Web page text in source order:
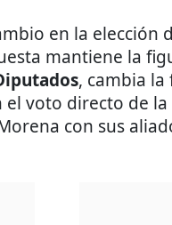
en la elección
mantiene la
, cambia
voto directo de
con sus